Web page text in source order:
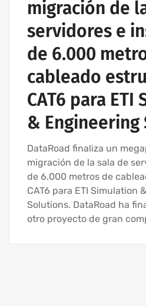
migración de
servidores e
de 6.000
cableado
CAT6 para ETI
&
DataRoad finaliza un
migración de la sala de
de 6.000 metros de
CAT6 para ETI Simulation
Solutions. DataRoad ha
otro proyecto de gran